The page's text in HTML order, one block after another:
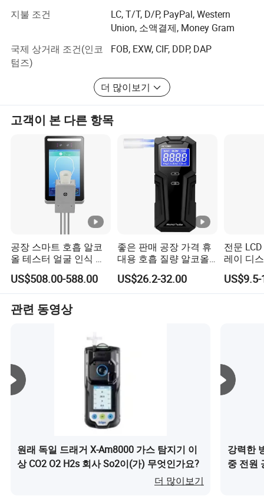
었습니다. 우리의 핵심 철학은 고객이 안전을 강화하고 효
율성을 개선하며 책임을 유지할 수 있도록 하는 첨단 기술
을 제공하는 데 집중합니다.
탁월성에 대한 우리의 약속:
Yingshiwei에서 우리는 운영의 모든 측면에서 품질을 우선
시합니다. 초기 설계 및 개발 단계에서부터 제조 공정 전반
에 걸친 엄격한 품질 관리에 이르기까지, 당사는 최고의 산
다음과 같습니다.
고급 연구 개발: 전문 R&D 팀은 새로운 기술과 혁신적인 솔
루션을 지속적으로 탐구하는 고도로 숙련된 엔지니어와 기
술자로 구성되어 있습니다. 우리는 업계에서 기술 발전의
최전선에 머물기 위해 연구 개발에 많은 투자를 합니다.
최첨단 제조: 최첨단 제조 시설과 장비를 활용하여 정밀성,
효율성, 일관된 제품 품질을 보장합니다. 생산 공정을 꼼꼼
하게 모니터링하고 제어하여 결함을 최소화하고 출력을 극
대화합니다.
엄격한 품질 관리: 모든 생산 단계에서 엄격한 테스트를 수
행하는 강력한 품질 관리 시스템을 구현합니다. 이를 통해
지속적인 개선: 시장 동향 및 고객 피드백을 지속적으로 분
석하여 개선할 영역을 파악합니다. 이러한 반복적인 프로
세스를 통해 우리는 제품을 개선하고, 프로세스를 개선하
고, 지속적으로 고객 경험을 개선할 수 있습니다.
지불 조건
LC, T/T, D/P, PayPal, Western
Union, 소액결제, Money Gram
국제 상거래 조건(인코
텀즈)
FOB, EXW, CIF, DDP, DAP
더 많이보기
고객이 본 다른 항목
공장 스마트 호흡 알코
올 테스터 얼굴 인식 호
흡 측정기 운전사 모니
터링 알코올 탐지기
US$508.00-588.00
좋은 판매 공장 가격 휴
대용 호흡 질량 알코올
측정기 운전 안전 알코
올 측정기 알코올 테스
트
US$26.2-32.00
전문
레이 디
기 자동
터
관련 동영상
원래 독일 드래거 X-Am8000 가스 탐지기 이
상 CO2 O2 H2s 회사 So2이(가) 무엇인가요?
더 많이보기
강력한
중 전원